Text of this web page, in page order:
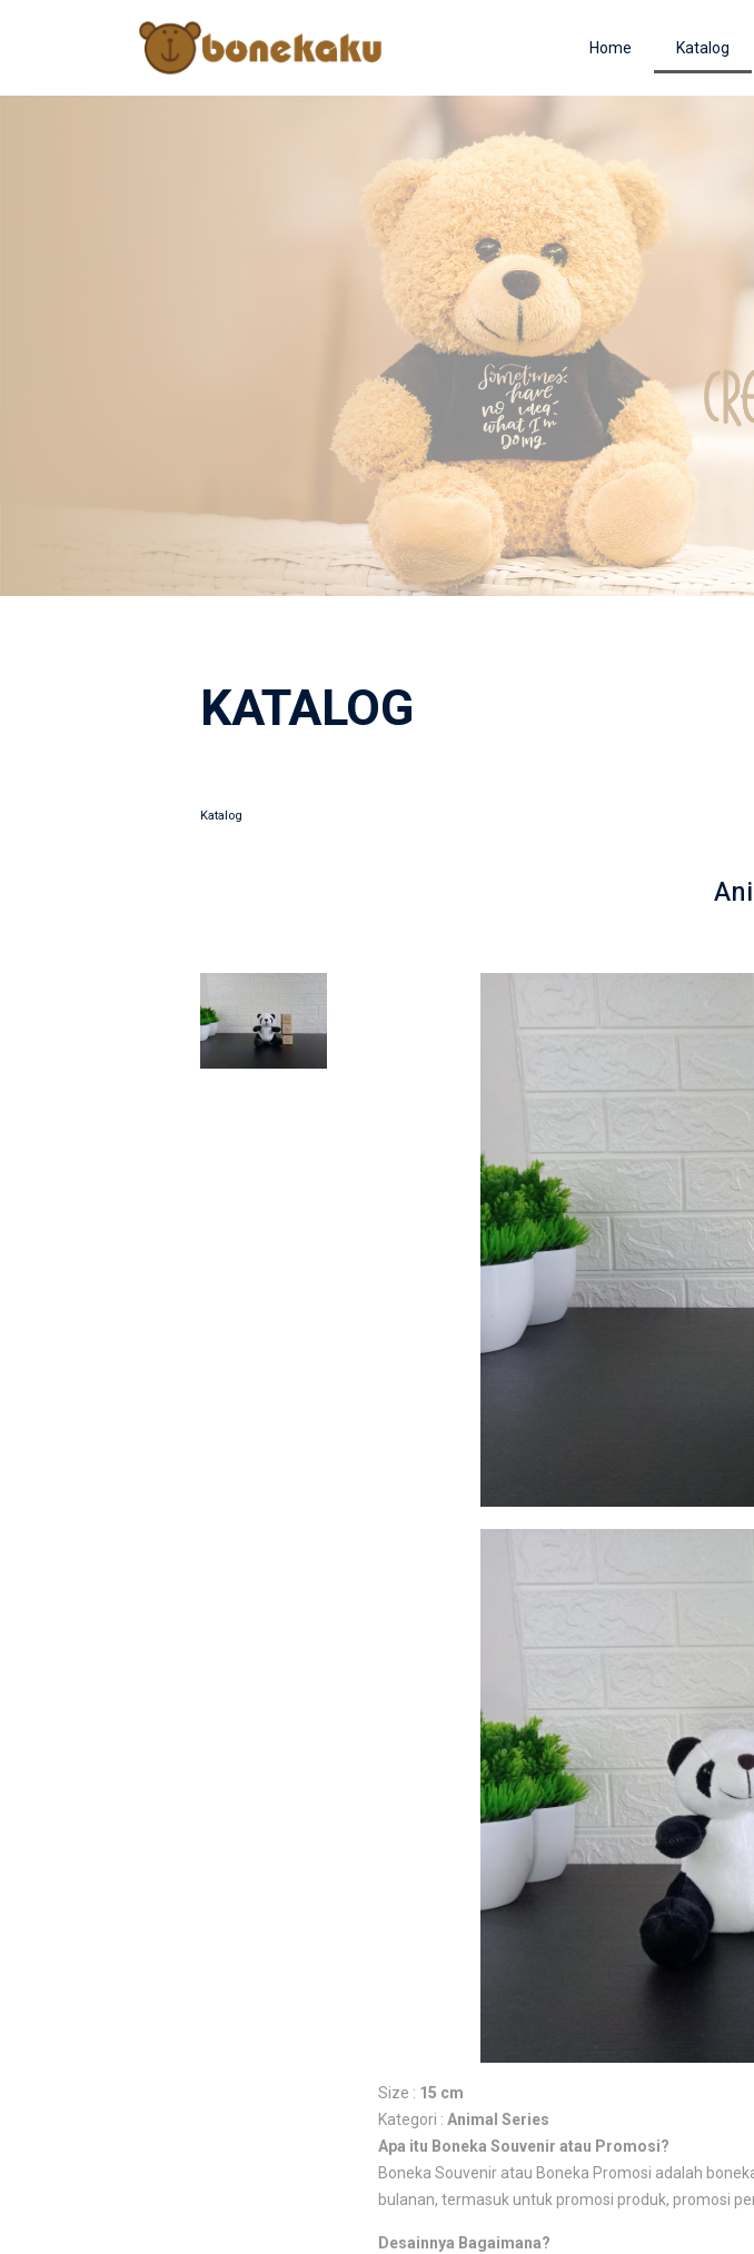
Home Katalog
KATALOG
Katalog
Size : 15 cm
Kategori : Animal Series
Apa itu Boneka Souvenir atau Promosi?
Boneka Souvenir atau Boneka Promosi adalah
bulanan, termasuk untuk promosi produk, promosi
Desainnya Bagaimana?